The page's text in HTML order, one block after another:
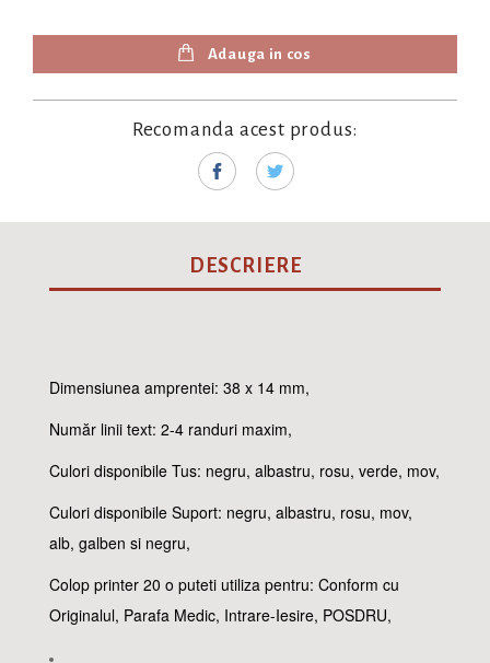
Adauga in cos
Recomanda acest produs:
DESCRIERE
Dimensiunea amprentei: 38 x 14 mm,
Număr linii text: 2-4 randuri maxim,
Culori disponibile Tus: negru, albastru, rosu, verde, mov,
Culori disponibile Suport: negru, albastru, rosu, mov,
alb, galben si negru,
Colop printer 20 o puteti utiliza pentru: Conform cu
Originalul, Parafa Medic, Intrare-Iesire, POSDRU,